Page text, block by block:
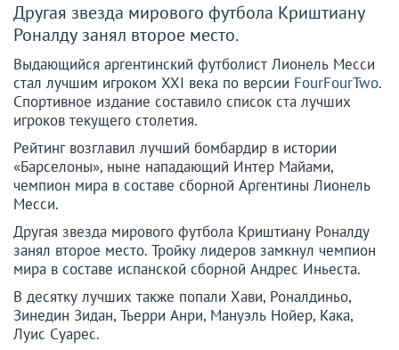
Другая звезда мирового футбола Криштиану
Роналду занял второе место.
Выдающийся аргентинский футболист Лионель Месси
стал лучшим игроком XXI века по версии FourFourTwo.
Спортивное издание составило список ста лучших
игроков текущего столетия.
Рейтинг возглавил лучший бомбардир в истории
«Барселоны», ныне нападающий Интер Майами,
чемпион мира в составе сборной Аргентины Лионель
Месси.
Другая звезда мирового футбола Криштиану Роналду
занял второе место. Тройку лидеров замкнул чемпион
мира в составе испанской сборной Андрес Иньеста.
В десятку лучших также попали Хави, Роналдиньо,
Зинедин Зидан, Тьерри Анри, Мануэль Нойер, Кака,
Луис Суарес.